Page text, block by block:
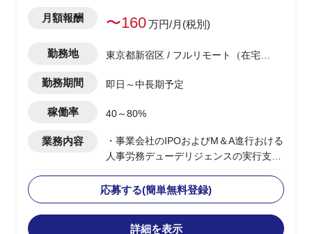
月額報酬 〜160万円/月(税別)
勤務地
東京都新宿区 / フルリモート（在宅) /
勤務期間 即日～中長期予定
稼働率 40～80%
業務内容
・事業会社のIPOおよびM＆A進行おける
人事労務デューデリジェンスの実行支援
スクの管理
・定性的、定量的観点からの課題洗い出
しと対策の実行支援
応募する(簡単無料登録)
詳細を表示